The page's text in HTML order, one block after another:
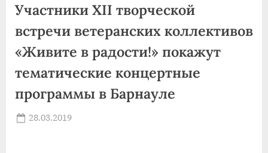
Участники XII творческой
встречи ветеранских коллективов
«Живите в радости!» покажут
тематические концертные
программы в Барнауле
Posted
28.03.2019